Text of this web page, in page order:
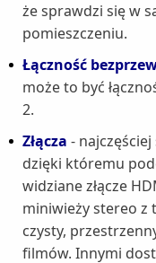
że sprawdzi się w
pomieszczeniu.
Łączność
może to być
2.
Złącza -
dzięki któremu
widziane złącze
miniwieży stereo z
czysty,
filmów. Innymi